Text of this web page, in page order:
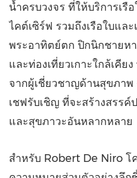
น้ำครบวงจร ที่ให้บริการเรื
ไคต์เซิร์ฟ รวมถึงเรือใบแล
พระอาทิตย์ตก ปิกนิกชายห
และท่องเที่ยวเกาะใกล้เคี
จากผู้เชี่ยวชาญด้านสุขภาพ
เชฟรับเชิญ ที่จะสร้างสรร
และสุขภาวะอันหลากหลาย
สำหรับ Robert De Niro โ